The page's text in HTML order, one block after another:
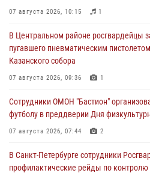
07 августа 2026, 10:15 1
В Центральном районе росгвардейцы
пугавшего пневматическим
Казанского собора
07 августа 2026, 09:36 1
Сотрудники ОМОН "Бастион"
футболу в преддверии Дня
07 августа 2026, 07:44 2
В Санкт-Петербурге сотрудники
профилактические рейды по контролю